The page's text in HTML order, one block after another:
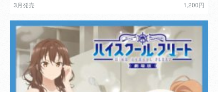
3月発売 1,200円